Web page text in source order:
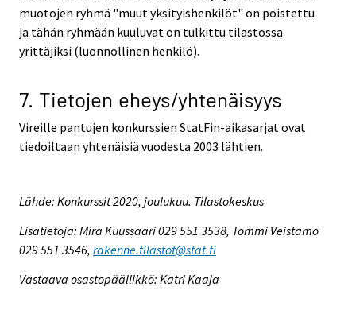
muotojen ryhmä "muut yksityishenkilöt" on poistettu
ja tähän ryhmään kuuluvat on tulkittu tilastossa
yrittäjiksi (luonnollinen henkilö).
7. Tietojen eheys/yhtenäisyys
Vireille pantujen konkurssien StatFin-aikasarjat ovat
tiedoiltaan yhtenäisiä vuodesta 2003 lähtien.
Lähde: Konkurssit 2020, joulukuu. Tilastokeskus
Lisätietoja: Mira Kuussaari 029 551 3538, Tommi Veistämö
029 551 3546, rakenne.tilastot@stat.fi
Vastaava osastopäällikkö: Katri Kaaja